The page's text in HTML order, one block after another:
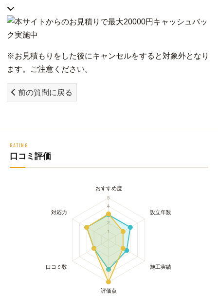
※お見積もりをした後にキャンセルをすると対象外となり
ます。ご注意ください。
前の質問に戻る
RATING
口コミ評価